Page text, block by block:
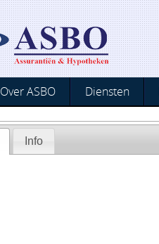
Over ASBO Diensten
Info